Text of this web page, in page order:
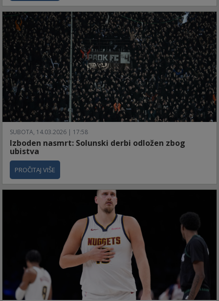
SUBOTA, 14.03.2026 | 17:58
Izboden nasmrt: Solunski derbi odložen zbog
ubistva
PROČITAJ VIŠE